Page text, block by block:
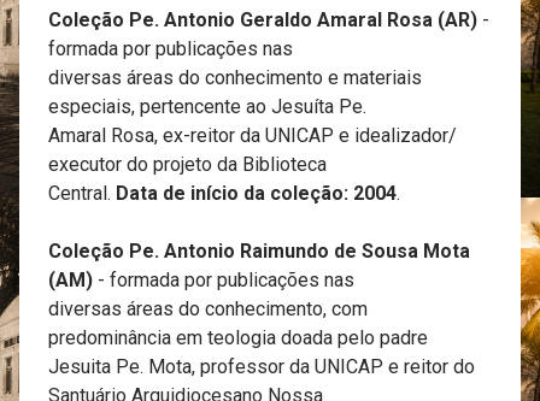
Coleção Pe. Antonio Geraldo Amaral Rosa (AR) -
formada por publicações nas
diversas áreas do conhecimento e materiais
especiais, pertencente ao Jesuíta Pe.
Amaral Rosa, ex-reitor da UNICAP e idealizador/
executor do projeto da Biblioteca
Central. Data de início da coleção: 2004.
Coleção Pe. Antonio Raimundo de Sousa Mota
(AM) - formada por publicações nas
diversas áreas do conhecimento, com
predominância em teologia doada pelo padre
Jesuita Pe. Mota, professor da UNICAP e reitor do
Santuário Arquidiocesano Nossa